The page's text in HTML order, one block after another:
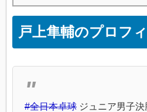
戸上隼輔のプロフ
#全日本卓球 ジュニア男子